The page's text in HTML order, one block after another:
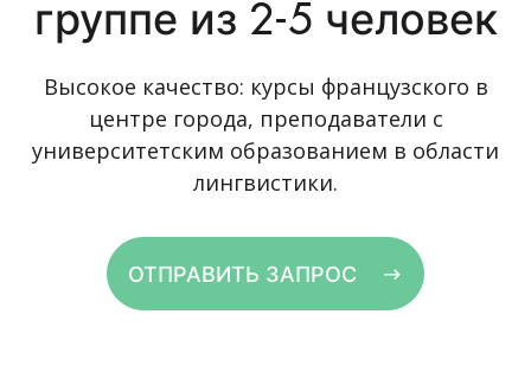
группе из 2-5 человек
Высокое качество: курсы французского в
центре города, преподаватели с
университетским образованием в области
лингвистики.
ОТПРАВИТЬ ЗАПРОС